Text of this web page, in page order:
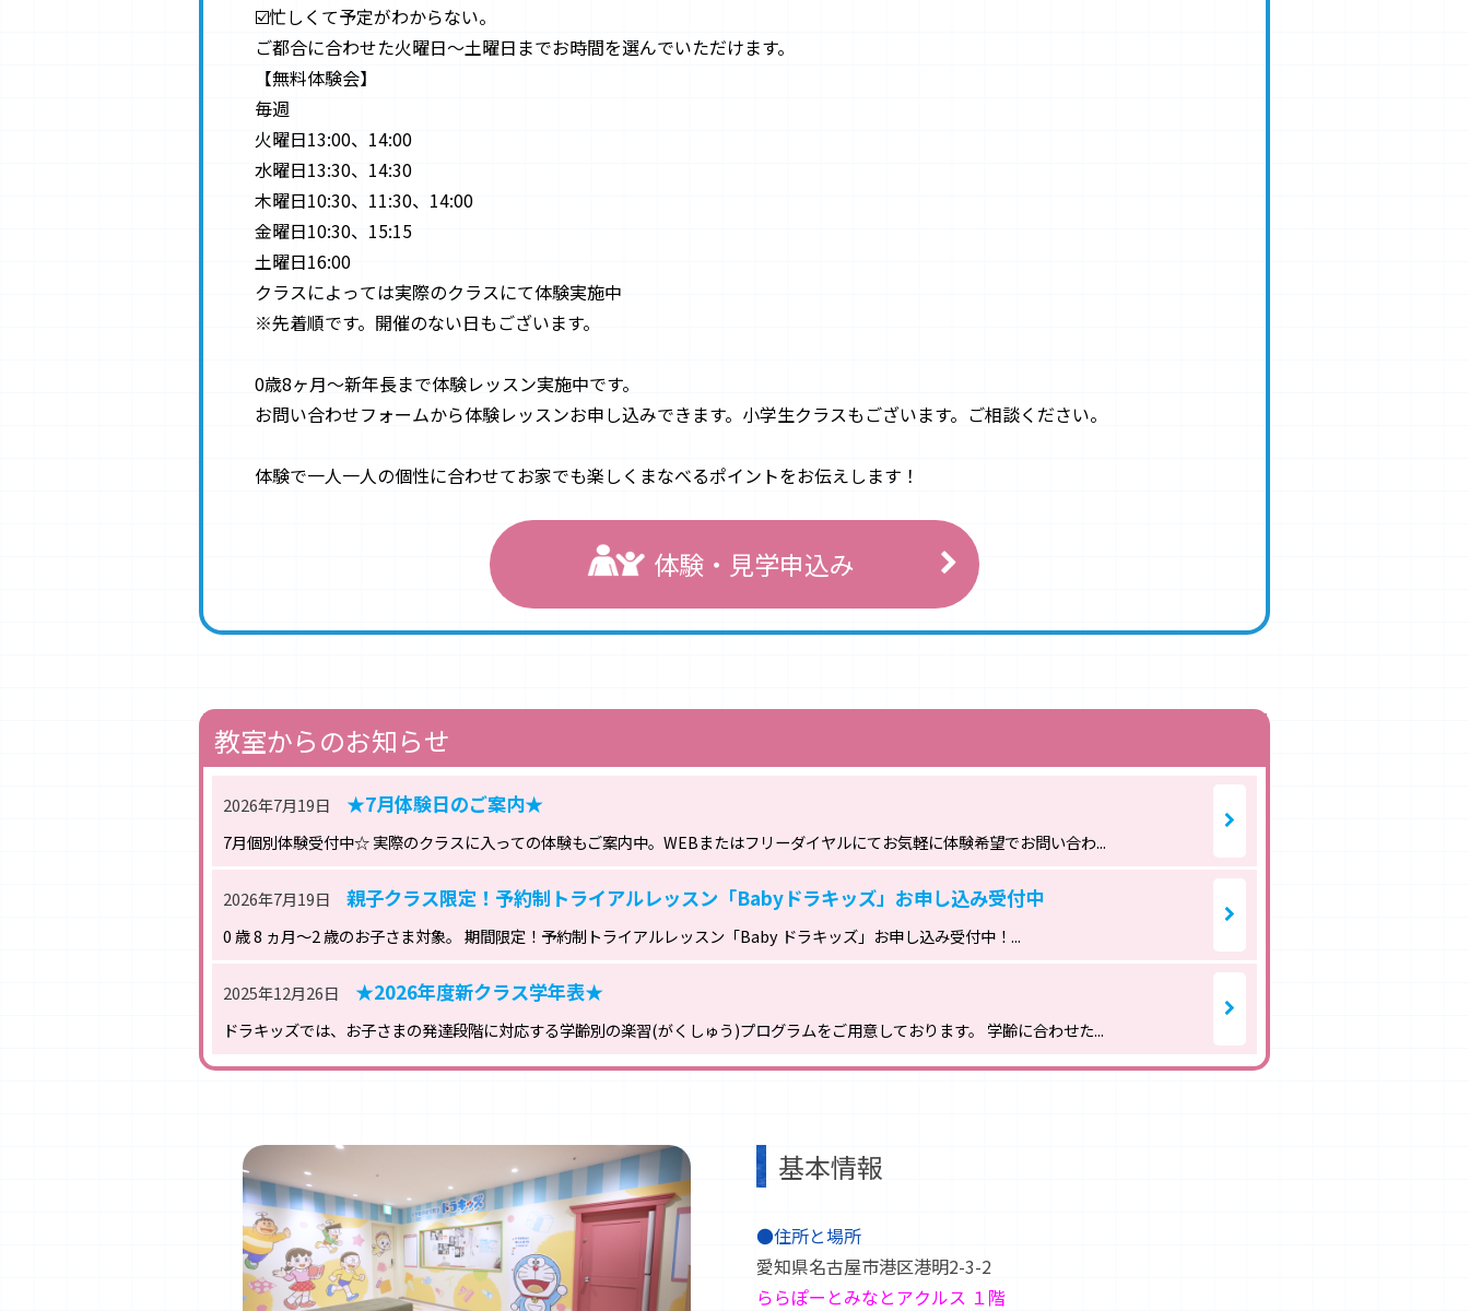
☑️忙しくて予定がわからない。
ご都合に合わせた火曜日〜土曜日までお時間を選んでいただけます。
【無料体験会】
毎週
火曜日13:00、14:00
水曜日13:30、14:30
木曜日10:30、11:30、14:00
金曜日10:30、15:15
土曜日16:00
クラスによっては実際のクラスにて体験実施中
※先着順です。開催のない日もございます。
0歳8ヶ月〜新年長まで体験レッスン実施中です。
お問い合わせフォームから体験レッスンお申し込みできます。小学生クラスもございます。ご相談ください。
体験で一人一人の個性に合わせてお家でも楽しくまなべるポイントをお伝えします！
体験・見学申込み
教室からのお知らせ
2026年7月19日 ★7月体験日のご案内★
7月個別体験受付中☆ 実際のクラスに入っての体験もご案内中。WEBまたはフリーダイヤルにてお気軽に体験希望でお問い合わ...
2026年7月19日 親子クラス限定！予約制トライアルレッスン「Babyドラキッズ」お申し込み受付中
0 歳 8 ヵ月～2 歳のお子さま対象。 期間限定！予約制トライアルレッスン「Baby ドラキッズ」お申し込み受付中！...
2025年12月26日 ★2026年度新クラス学年表★
ドラキッズでは、お子さまの発達段階に対応する学齢別の楽習(がくしゅう)プログラムをご用意しております。 学齢に合わせた...
基本情報
●住所と場所
愛知県名古屋市港区港明2-3-2
ららぽーとみなとアクルス １階